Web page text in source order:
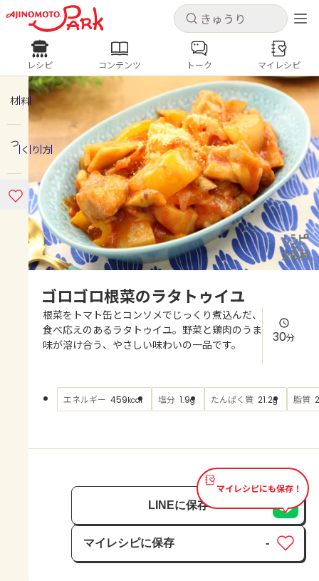
キャンセル
ログインするとレシピを保存できます
新規登録
ホーム
コンテンツ
レシピ
よくあるお問い合わせ
AJINOMOTO PARK とは
キャンセル
レシピ コンテンツ
人気の食材・レシピ
きゅうり なす トマト
とうもろこし
ピーマン
みょうが ゴーヤ
レシピ コンテンツ トーク マイレシピ
材料
つくり方
ゴロゴロ根菜のラタトゥイユ
根菜をトマト缶とコンソメでじっくり煮込んだ、
食べ応えのあるラタトゥイユ。野菜と鶏肉のうま
味が溶け合う、やさしい味わいの一品です。
30分
エネルギー 459kcal 塩分 1.9g たんぱく質 21.2g 脂質
マイレシピにも保存！
LINEに保存
マイレシピに保存
保存済み
-